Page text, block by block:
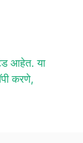
आहेत. या
करणे,